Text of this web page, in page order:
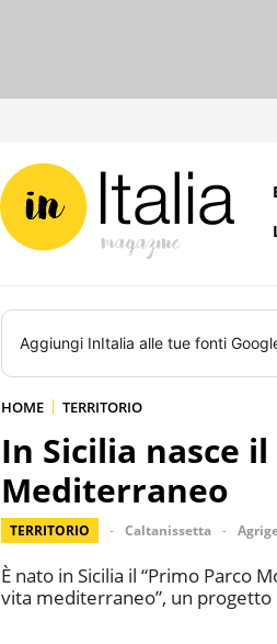
Aggiungi InItalia alle tue fonti
HOME TERRITORIO
In Sicilia nasce
Mediterraneo
TERRITORIO Caltanissetta
È nato in Sicilia il “Primo Parco
vita mediterraneo”, un progetto